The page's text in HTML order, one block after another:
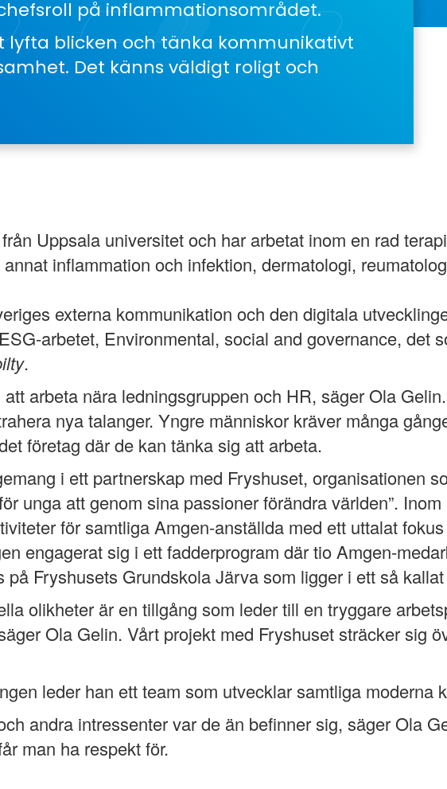
på inflammationsområdet.
lyfta blicken och tänka kommunikativt
Det känns väldigt roligt och
Uppsala universitet och har arbetat inom en rad
inflammation och infektion, dermatologi,
externa kommunikation och den digitala
arbetet, Environmental, social and governance, det
.
arbeta nära ledningsgruppen och HR, säger Ola
nya talanger. Yngre människor kräver många
företag där de kan tänka sig att arbeta.
i ett partnerskap med Fryshuset, organisationen
unga att genom sina passioner förändra världen”.
för samtliga Amgen-anställda med ett uttalat
engagerat sig i ett fadderprogram där tio Amgen-
Fryshusets Grundskola Järva som ligger i ett så
olikheter är en tillgång som leder till en tryggare
Ola Gelin. Vårt projekt med Fryshuset sträcker sig
leder han ett team som utvecklar samtliga moderna
andra intressenter var de än befinner sig, säger Ola
man ha respekt för.